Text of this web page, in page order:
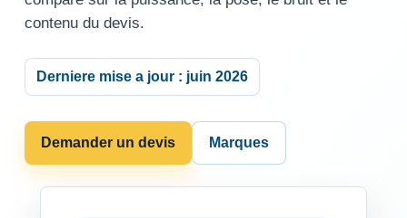
contenu du devis.
Derniere mise a jour : juin 2026
Demander un devis Marques